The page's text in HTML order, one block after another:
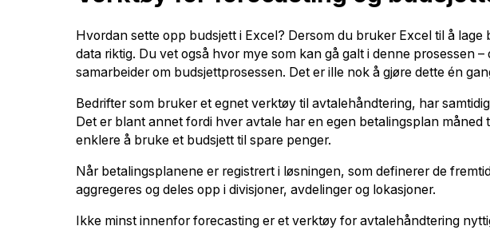
Hvordan sette opp budsjett i Excel? Dersom du bruker Excel til å
data riktig. Du vet også hvor mye som kan gå galt i denne prosessen
samarbeider om budsjettprosessen. Det er ille nok å gjøre dette én
Bedrifter som bruker et egnet verktøy til avtalehåndtering, har
Det er blant annet fordi hver avtale har en egen betalingsplan
enklere å bruke et budsjett til spare penger.
Når betalingsplanene er registrert i løsningen, som definerer de
aggregeres og deles opp i divisjoner, avdelinger og lokasjoner.
Ikke minst innenfor forecasting er et verktøy for avtalehåndtering